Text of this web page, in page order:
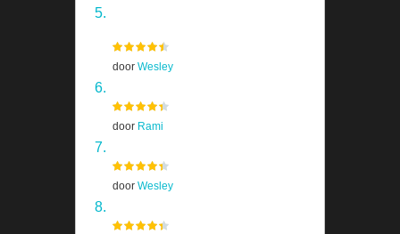
door Wesley
door Rami
door Wesley